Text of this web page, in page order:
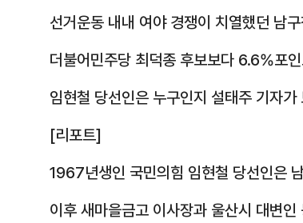
선거운동 내내 여야 경쟁이 치열했던 남
더불어민주당 최덕종 후보보다 6.6%포
임현철 당선인은 누구인지 설태주 기자가
[리포트]
1967년생인 국민의힘 임현철 당선인은
이후 새마을금고 이사장과 울산시 대변